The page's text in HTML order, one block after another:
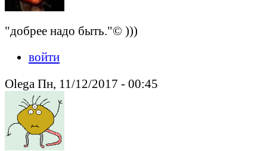
"добрее надо быть."© )))
войти
Olega Пн, 11/12/2017 - 00:45